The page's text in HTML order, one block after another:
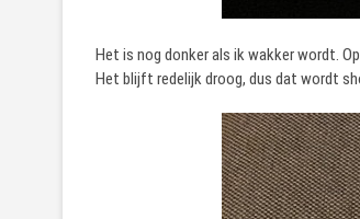
Het is nog donker als ik wakker wordt.
Het blijft redelijk droog, dus dat wordt